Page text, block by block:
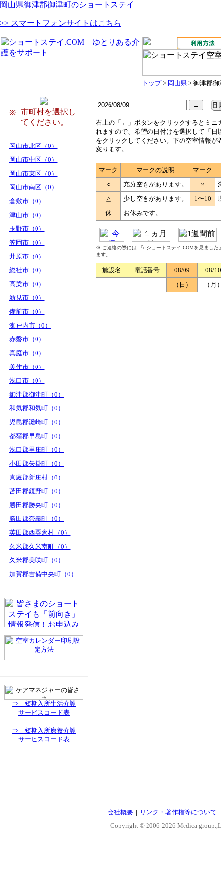
岡山県御津郡御津町のショートステイ
>> スマートフォンサイトはこちら
トップ> 岡山県 > 御津郡御
※
市町村を選択し
てください。
岡山市北区（0）
岡山市中区（0）
岡山市東区（0）
岡山市南区（0）
倉敷市（0）
津山市（0）
玉野市（0）
笠岡市（0）
井原市（0）
総社市（0）
高梁市（0）
新見市（0）
備前市（0）
瀬戸内市（0）
赤磐市（0）
真庭市（0）
美作市（0）
浅口市（0）
御津郡御津町（0）
和気郡和気町（0）
児島郡灘崎町（0）
都窪郡早島町（0）
浅口郡里庄町（0）
小田郡矢掛町（0）
真庭郡新庄村（0）
苫田郡鏡野町（0）
勝田郡勝央町（0）
勝田郡奈義町（0）
英田郡西粟倉村（0）
久米郡久米南町（0）
久米郡美咲町（0）
加賀郡吉備中央町（0）
⇒ 短期入所生活介護
サービスコード表
⇒ 短期入所療養介護
サービスコード表
右上の「←」ボタンをクリックするとミニ
れますので、希望の日付けを選択して「日
をクリックしてください。下の空室情報が
変ります。
マーク マークの説明
マーク
○
充分空きがあります。 ×
△
少し空きがあります。 1〜10
休
お休みです。
※ ご連絡の際には 『e-ショートステイ.COMを見まし
ます。
施設名 電話番号 08/09
08/10
（日）
（月
会社概要 ｜ リンク・著作権等について
Copyright © 2006-2026 Medica